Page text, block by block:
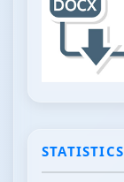
STATISTICS